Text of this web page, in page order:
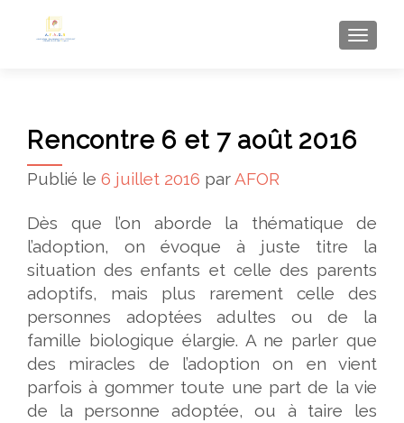
Rencontre 6 et 7 août 2016
Publié le 6 juillet 2016 par AFOR
Dès que l’on aborde la thématique de
l’adoption, on évoque à juste titre la
situation des enfants et celle des parents
adoptifs, mais plus rarement celle des
personnes adoptées adultes ou de la
famille biologique élargie. A ne parler que
des miracles de l’adoption on en vient
parfois à gommer toute une part de la vie
de la personne adoptée, ou à taire les